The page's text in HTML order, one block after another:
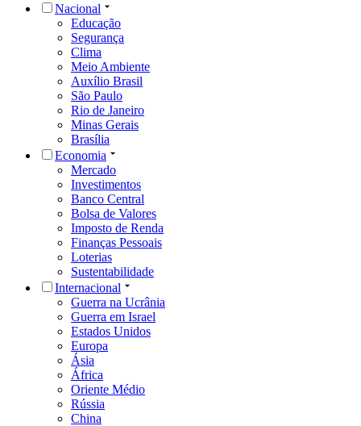
Nacional
Educação
Segurança
Clima
Meio Ambiente
Auxílio Brasil
São Paulo
Rio de Janeiro
Minas Gerais
Brasília
Economia
Mercado
Investimentos
Banco Central
Bolsa de Valores
Imposto de Renda
Finanças Pessoais
Loterias
Sustentabilidade
Internacional
Guerra na Ucrânia
Guerra em Israel
Estados Unidos
Europa
Ásia
África
Oriente Médio
Rússia
China